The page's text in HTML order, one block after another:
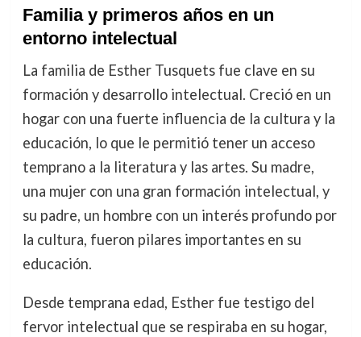
Familia y primeros años en un
entorno intelectual
La familia de Esther Tusquets fue clave en su
formación y desarrollo intelectual. Creció en un
hogar con una fuerte influencia de la cultura y la
educación, lo que le permitió tener un acceso
temprano a la literatura y las artes. Su madre,
una mujer con una gran formación intelectual, y
su padre, un hombre con un interés profundo por
la cultura, fueron pilares importantes en su
educación.
Desde temprana edad, Esther fue testigo del
fervor intelectual que se respiraba en su hogar,